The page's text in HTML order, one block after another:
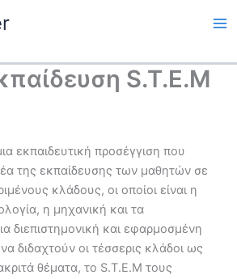
S.T.E.M
εκπαιδευτική προσέγγιση που
της εκπαίδευσης των μαθητών σε
κλάδους, οι οποίοι είναι η
η μηχανική και τα
διεπιστημονική και εφαρμοσμένη
διδαχτούν οι τέσσερις κλάδοι ως
θέματα, το S.T.E.M τους